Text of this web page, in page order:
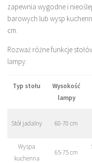
zapewnia wygodne i
barowych lub wysp
cm.
Rozważ różne funkcje
lampy:
Typ stołu
Wysokość
lampy
Stół jadalny 60-70 cm
Wyspa
kuchenna
65-75 cm